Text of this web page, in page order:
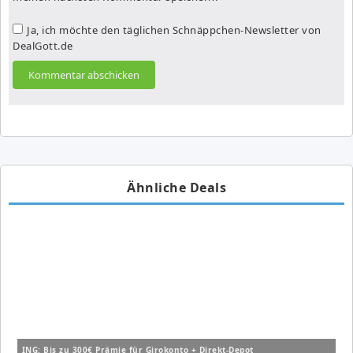
Ja, ich möchte den täglichen Schnäppchen-Newsletter von
DealGott.de
Ähnliche Deals
ING: Bis zu 300€ Prämie für Girokonto + Direkt-Depot